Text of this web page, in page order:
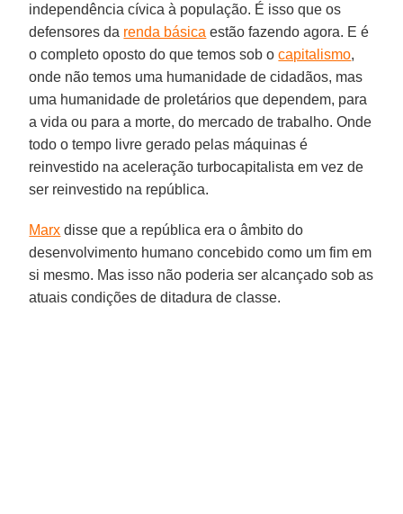
independência cívica à população. É isso que os
defensores da renda básica estão fazendo agora. E é
o completo oposto do que temos sob ocapitalismo,
onde não temos uma humanidade de cidadãos, mas
uma humanidade de proletários que dependem, para
a vida ou para a morte, do mercado de trabalho. Onde
todo o tempo livre gerado pelas máquinas é
reinvestido na aceleração turbocapitalista em vez de
ser reinvestido na república.
Marx disse que a república era o âmbito do
desenvolvimento humano concebido como um fim em
si mesmo. Mas isso não poderia ser alcançado sob as
atuais condições de ditadura de classe.